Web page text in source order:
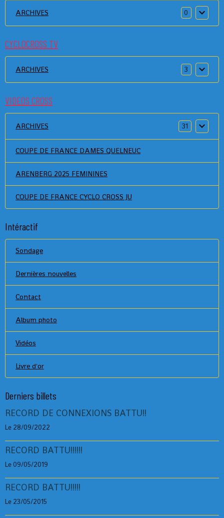
ARCHIVES 0
CYCLOCROSS TV
ARCHIVES 3
VIDEOS CROSS
ARCHIVES 31
COUPE DE FRANCE DAMES QUELNEUC
ARENBERG 2025 FEMININES
COUPE DE FRANCE CYCLO CROSS JU
Intéractif
Sondage
Dernières nouvelles
Contact
Album photo
Vidéos
Livre d'or
Derniers billets
RECORD DE CONNEXIONS BATTU!!
Le 28/09/2022
RECORD BATTU!!!!!!
Le 09/05/2019
RECORD BATTU!!!!!
Le 23/05/2015